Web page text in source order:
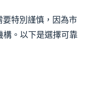
要特別謹慎，因為市
。以下是選擇可靠